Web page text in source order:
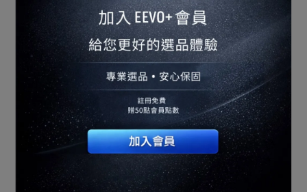
【PHILIPS飛利浦】
Philips City系列 TAT2149
睡眠舒適型AI通話降噪藍
牙耳機
NT$1,980 NT$2,390
加入購物車
【PHILIPS飛利浦】
Philips GO系列 TAQ2000
耳夾式真無線藍牙耳機
NT$1,680NT$1,980
加入購物車